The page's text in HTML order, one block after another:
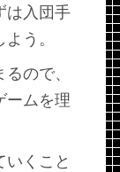
は入団手
う。
ので、
ームを理
いくこと